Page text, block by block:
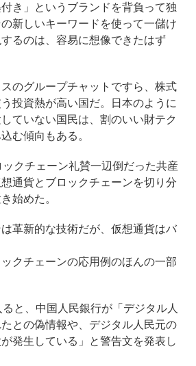
き」というブランドを背負って独
新しいキーワードを使って一儲け
るのは、容易に想像できたはず
のグループチャットですら、株式
投資熱が高い国だ。日本のように
ていない国民は、割のいい財テク
む傾向もある。
クチェーン礼賛一辺倒だった共産
通貨とブロックチェーンを切り分
始めた。
は革新的な技術だが、仮想通貨はバ
ックチェーンの応用例のほんの一部
と、中国人民銀行が「デジタル人
との偽情報や、デジタル人民元の
発生している」と警告文を発表し